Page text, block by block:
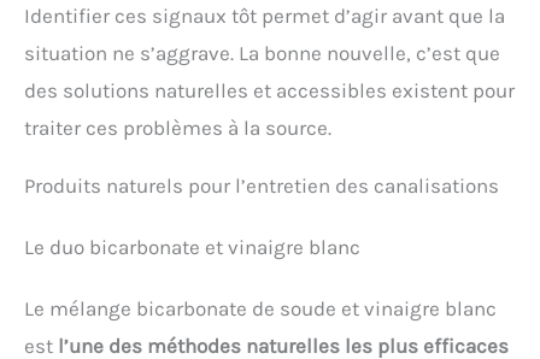
Identifier ces signaux tôt permet d’agir avant que la
situation ne s’aggrave. La bonne nouvelle, c’est que
des solutions naturelles et accessibles existent pour
traiter ces problèmes à la source.
Produits naturels pour l’entretien des canalisations
Le duo bicarbonate et vinaigre blanc
Le mélange bicarbonate de soude et vinaigre blanc
est l’une des méthodes naturelles les plus efficaces